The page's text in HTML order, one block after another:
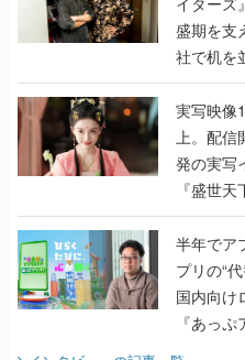
盛期を支
社で机を
『
んだレジ
実写映像
上。配
発の実写
『盛世
うこだわ
半年でアプ
プリの“
国内向け
『あっ